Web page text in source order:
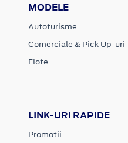
MODELE
Autoturisme
Comerciale & Pick Up-uri
Flote
LINK-URI RAPIDE
Promotii